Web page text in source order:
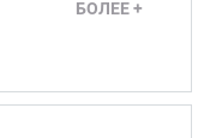
БОЛЕЕ +